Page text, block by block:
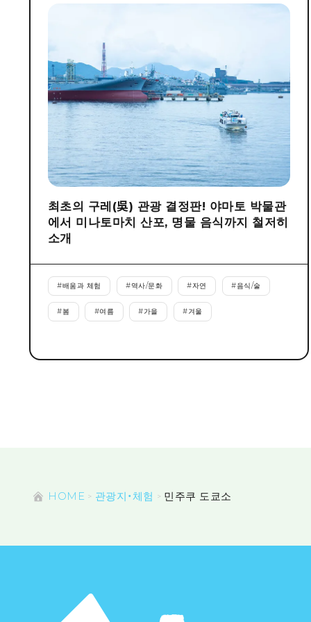
최초의 구레(吳) 관광 결정판! 야마토 박물관
에서 미나토마치 산포, 명물 음식까지 철저히
소개
#배움과 체험 #역사/문화 #자연 #음식/술
#봄 #여름 #가을 #겨울
HOME 관광지・체험 민주쿠 도쿄소